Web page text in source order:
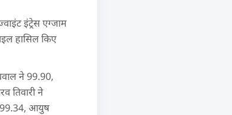
इंट्रेस एग्जाम
हासिल किए
ने 99.90,
तिवारी ने
99.34, आयुष